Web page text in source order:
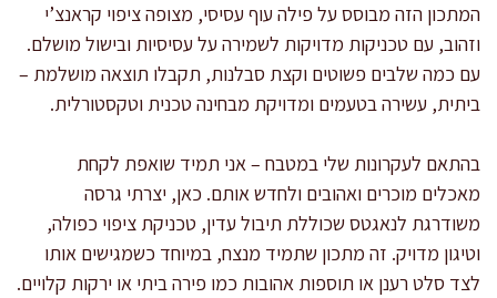
המתכון הזה מבוסס על פילה עוף עסיסי, מצופה ציפוי קראנצ’י
וזהוב, עם טכניקות מדויקות לשמירה על עסיסיות ובישול מושלם.
עם כמה שלבים פשוטים וקצת סבלנות, תקבלו תוצאה מושלמת –
ביתית, עשירה בטעמים ומדויקת מבחינה טכנית וטקסטורלית.
בהתאם לעקרונות שלי במטבח – אני תמיד שואפת לקחת
מאכלים מוכרים ואהובים ולחדש אותם. כאן, יצרתי גרסה
משודרגת לנאגטס שכוללת תיבול עדין, טכניקת ציפוי כפולה,
וטיגון מדויק. זה מתכון שתמיד מנצח, במיוחד כשמגישים אותו
לצד סלט רענן או תוספות אהובות כמו פירה ביתי או ירקות קלויים.